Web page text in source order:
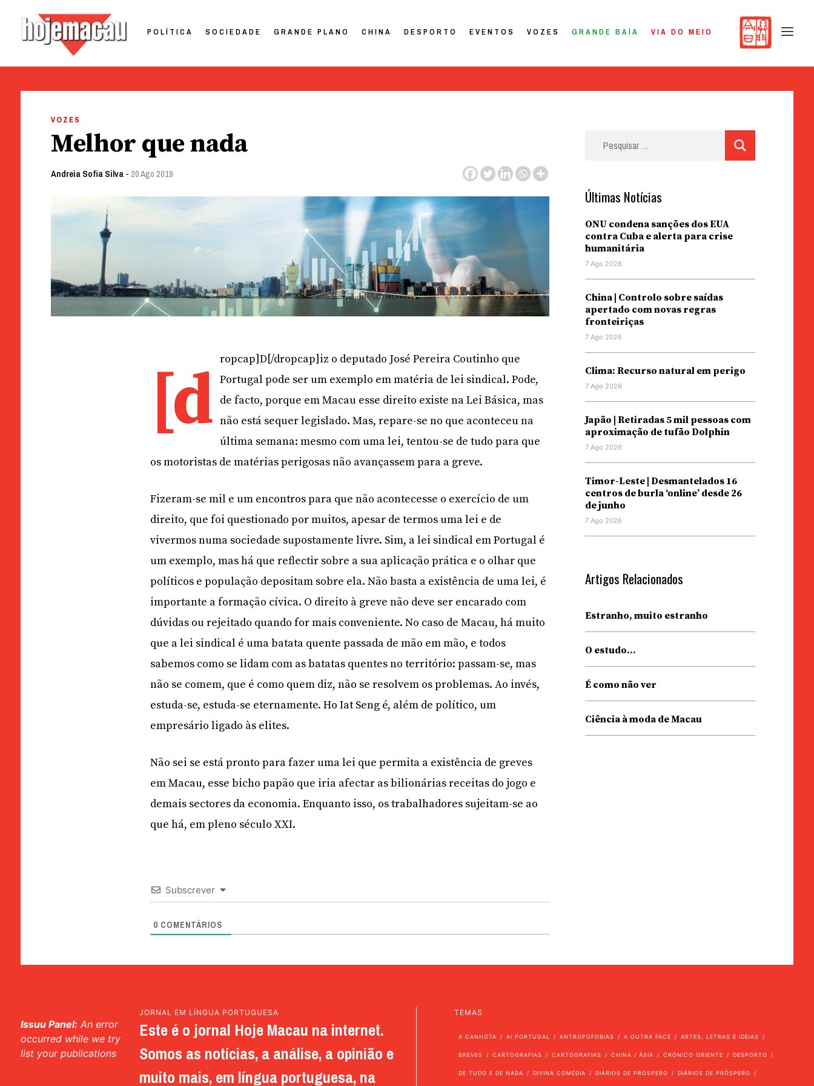
POLÍTICA SOCIEDADE GRANDE PLANO CHINA DESPORTO EVENTOS VOZES GRANDE BAÍA VIA DO MEIO
VOZES
Melhor que nada
Andreia Sofia Silva- 20 Ago 2019
[d ropcap]D[/dropcap]iz o deputado José Pereira Coutinho que
Portugal pode ser um exemplo em matéria de lei sindical. Pode,
de facto, porque em Macau esse direito existe na Lei Básica, mas
não está sequer legislado. Mas, repare-se no que aconteceu na
última semana: mesmo com uma lei, tentou-se de tudo para que
os motoristas de matérias perigosas não avançassem para a greve.
Fizeram-se mil e um encontros para que não acontecesse o exercício de um
direito, que foi questionado por muitos, apesar de termos uma lei e de
vivermos numa sociedade supostamente livre. Sim, a lei sindical em Portugal é
um exemplo, mas há que reflectir sobre a sua aplicação prática e o olhar que
políticos e população depositam sobre ela. Não basta a existência de uma lei, é
importante a formação cívica. O direito à greve não deve ser encarado com
dúvidas ou rejeitado quando for mais conveniente. No caso de Macau, há muito
que a lei sindical é uma batata quente passada de mão em mão, e todos
sabemos como se lidam com as batatas quentes no território: passam-se, mas
não se comem, que é como quem diz, não se resolvem os problemas. Ao invés,
estuda-se, estuda-se eternamente. Ho Iat Seng é, além de político, um
empresário ligado às elites.
Não sei se está pronto para fazer uma lei que permita a existência de greves
em Macau, esse bicho papão que iria afectar as bilionárias receitas do jogo e
demais sectores da economia. Enquanto isso, os trabalhadores sujeitam-se ao
que há, em pleno século XXI.
Subscrever
0 COMENTÁRIOS
Últimas Notícias
ONU condena sanções dos EUA
contra Cuba e alerta para crise
humanitária
7 Ago 2026
China | Controlo sobre saídas
apertado com novas regras
fronteiriças
7 Ago 2026
Clima: Recurso natural em perigo
7 Ago 2026
Japão | Retiradas 5 mil pessoas com
aproximação de tufão Dolphin
7 Ago 2026
Timor-Leste | Desmantelados 16
centros de burla ‘online’ desde 26
de junho
7 Ago 2026
Artigos Relacionados
Estranho, muito estranho
O estudo…
É como não ver
Ciência à moda de Macau
Issuu Panel: An error
occurred while we try
list your publications
JORNAL EM LÍNGUA PORTUGUESA
Este é o jornal Hoje Macau na internet.
Somos as notícias, a análise, a opinião e
muito mais, em língua portuguesa, na
TEMAS
A CANHOTA AI PORTUGAL ANTROPOFOBIAS A OUTRA FACE ARTES, LETRAS E IDEIAS
BREVES CARTOGRAFIAS CARTOGRAFIAS CHINA / ÁSIA CRÓNICO ORIENTE DESPORTO
DE TUDO E DE NADA DIVINA COMÉDIA DIÁRIOS DE PRÓSPERO DIÁRIOS DE PRÓSPERO